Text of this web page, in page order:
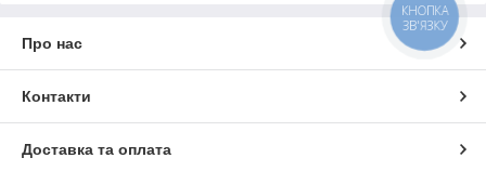
Про нас
Контакти
Доставка та оплата
КНОПКА
ЗВ'ЯЗКУ